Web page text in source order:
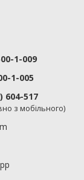
1-009
1-005
604-517
з мобільного)